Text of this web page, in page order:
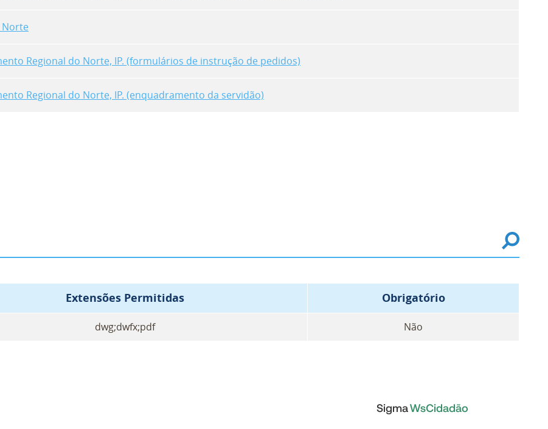
Norte
Regional do Norte, IP. (formulários de instrução de pedidos)
Regional do Norte, IP. (enquadramento da servidão)
Extensões Permitidas Obrigatório
dwg;dwfx;pdf Não